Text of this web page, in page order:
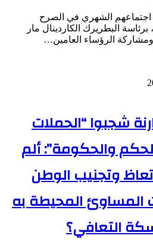
اجتماعهم الشهري في الصرح
البطريرك الكاردينال مار
الرؤساء العامين…
شجبوا “الحملات
والحكومة”: ألم
وتجنيب الوطن
المساوئ المحيطة به
التعافي؟